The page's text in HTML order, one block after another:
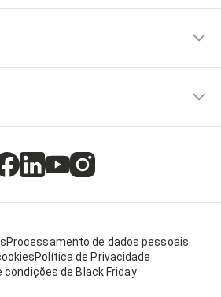
Processamento de dados pessoais
Política de Privacidade
condições de Black Friday